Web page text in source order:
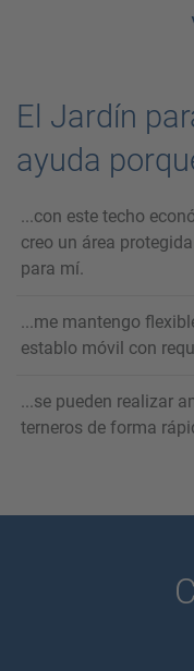
El Jardín
ayuda
...con este techo
creo un área
para mí.
...me mantengo
establo móvil con
...se pueden realizar
terneros de forma